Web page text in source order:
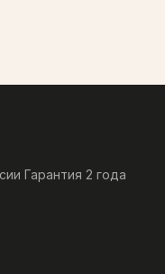
Гарантия 2 года